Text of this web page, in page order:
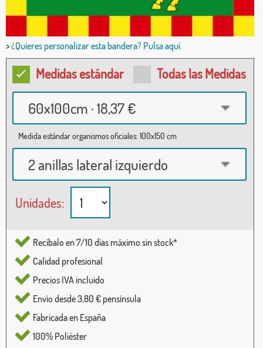
>¿Quieres personalizar esta bandera? Pulsa aquí.
Medidas estándar Todas las Medidas
60x100cm · 18,37 €
Medida estándar organismos oficiales: 100x150 cm
2 anillas lateral izquierdo
Unidades:
Recíbalo en 7/10 días máximo sin stock*
Calidad profesional
Precios IVA incluido
Envío desde 3,80 € pensínsula
Fabricada en España
100% Poliéster